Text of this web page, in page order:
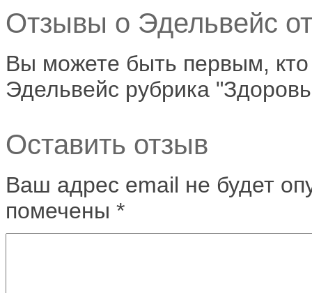
Отзывы о Эдельвейс
Вы можете быть первым,
Эдельвейс рубрика
Оставить отзыв
Ваш адрес email не будет
помечены *